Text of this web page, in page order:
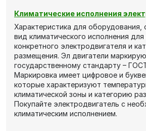
Климатические исполнения
Характеристика для
вид климатического исполнения
конкретного электродвигателя и
размещения. Эл двигатели
государственному стандарту –
Маркировка имеет цифровое и
которые характеризуют
климатической зоны и категорию
Покупайте электродвигатель с
климатическим исполнением.